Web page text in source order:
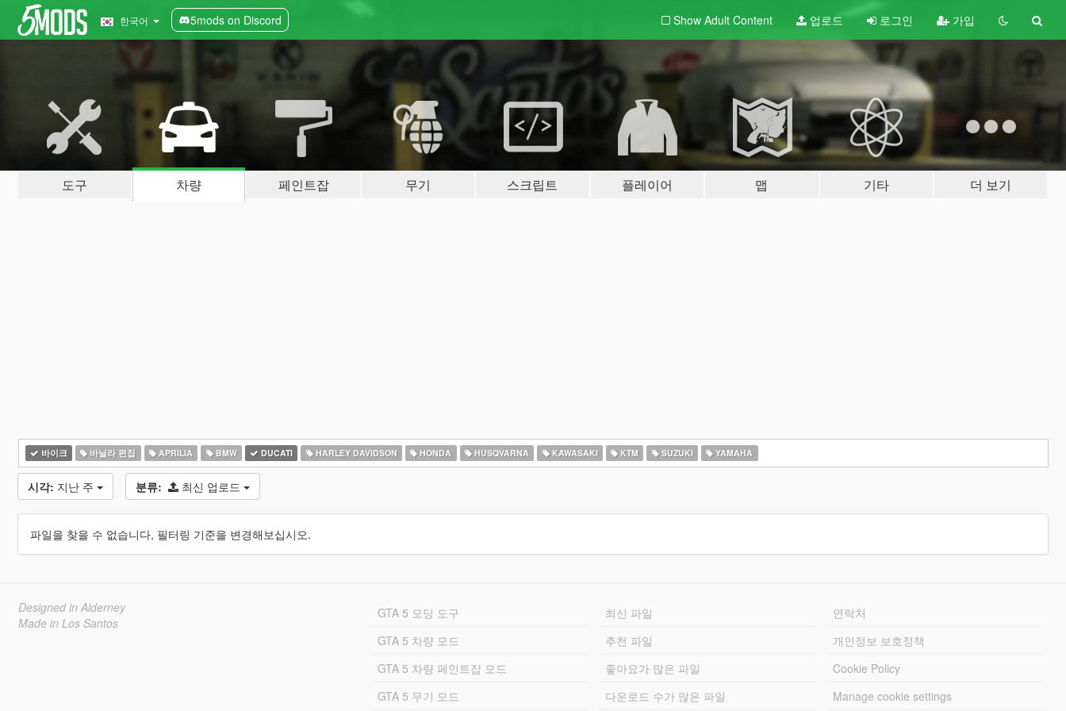
한국어 5mods on Discord Show Adult Content 업로드 로그인 가입
도구 차량 페인트잡 무기 스크립트 플레이어 맵 기타 더 보기
바이크 바닐라 편집 APRILIA BMW DUCATI HARLEY DAVIDSON HONDA HUSQVARNA KAWASAKI KTM SUZUKI YAMAHA
시각: 지난 주 분류: 최신 업로드
파일을 찾을 수 없습니다, 필터링 기준을 변경해보십시오.
Designed in Alderney
Made in Los Santos
GTA 5 모딩 도구
GTA 5 차량 모드
GTA 5 차량 페인트잡 모드
GTA 5 무기 모드
최신 파일
추천 파일
좋아요가 많은 파일
다운로드 수가 많은 파일
연락처
개인정보 보호정책
Cookie Policy
Manage cookie settings